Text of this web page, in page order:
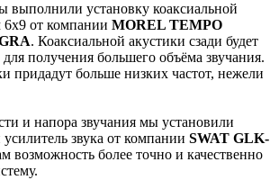
установку коаксиальной
6x9 от компании MOREL TEMPO
. Коаксиальной акустики сзади будет
получения большего объёма звучания.
придадут больше низких частот, нежели
и напора звучания мы установили
звука от компании SWAT GLK-
возможность более точно и качественно